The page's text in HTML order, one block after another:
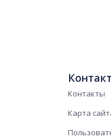
Контакты
Карта